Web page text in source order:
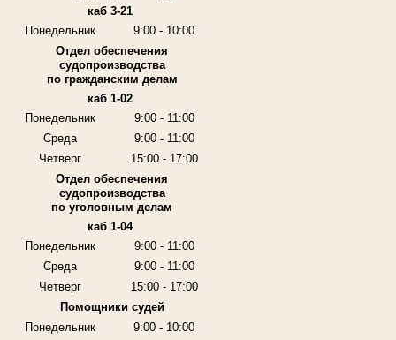
каб 3-21
Понедельник
9:00 - 10:00
Отдел обеспечения
судопроизводства
по гражданским делам
каб 1-02
Понедельник
9:00 - 11:00
Среда
9:00 - 11:00
Четверг
15:00 - 17:00
Отдел обеспечения
судопроизводства
по уголовным делам
каб 1-04
Понедельник
9:00 - 11:00
Среда
9:00 - 11:00
Четверг
15:00 - 17:00
Помощники судей
Понедельник
9:00 - 10:00